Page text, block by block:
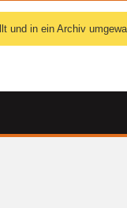
und in ein Archiv